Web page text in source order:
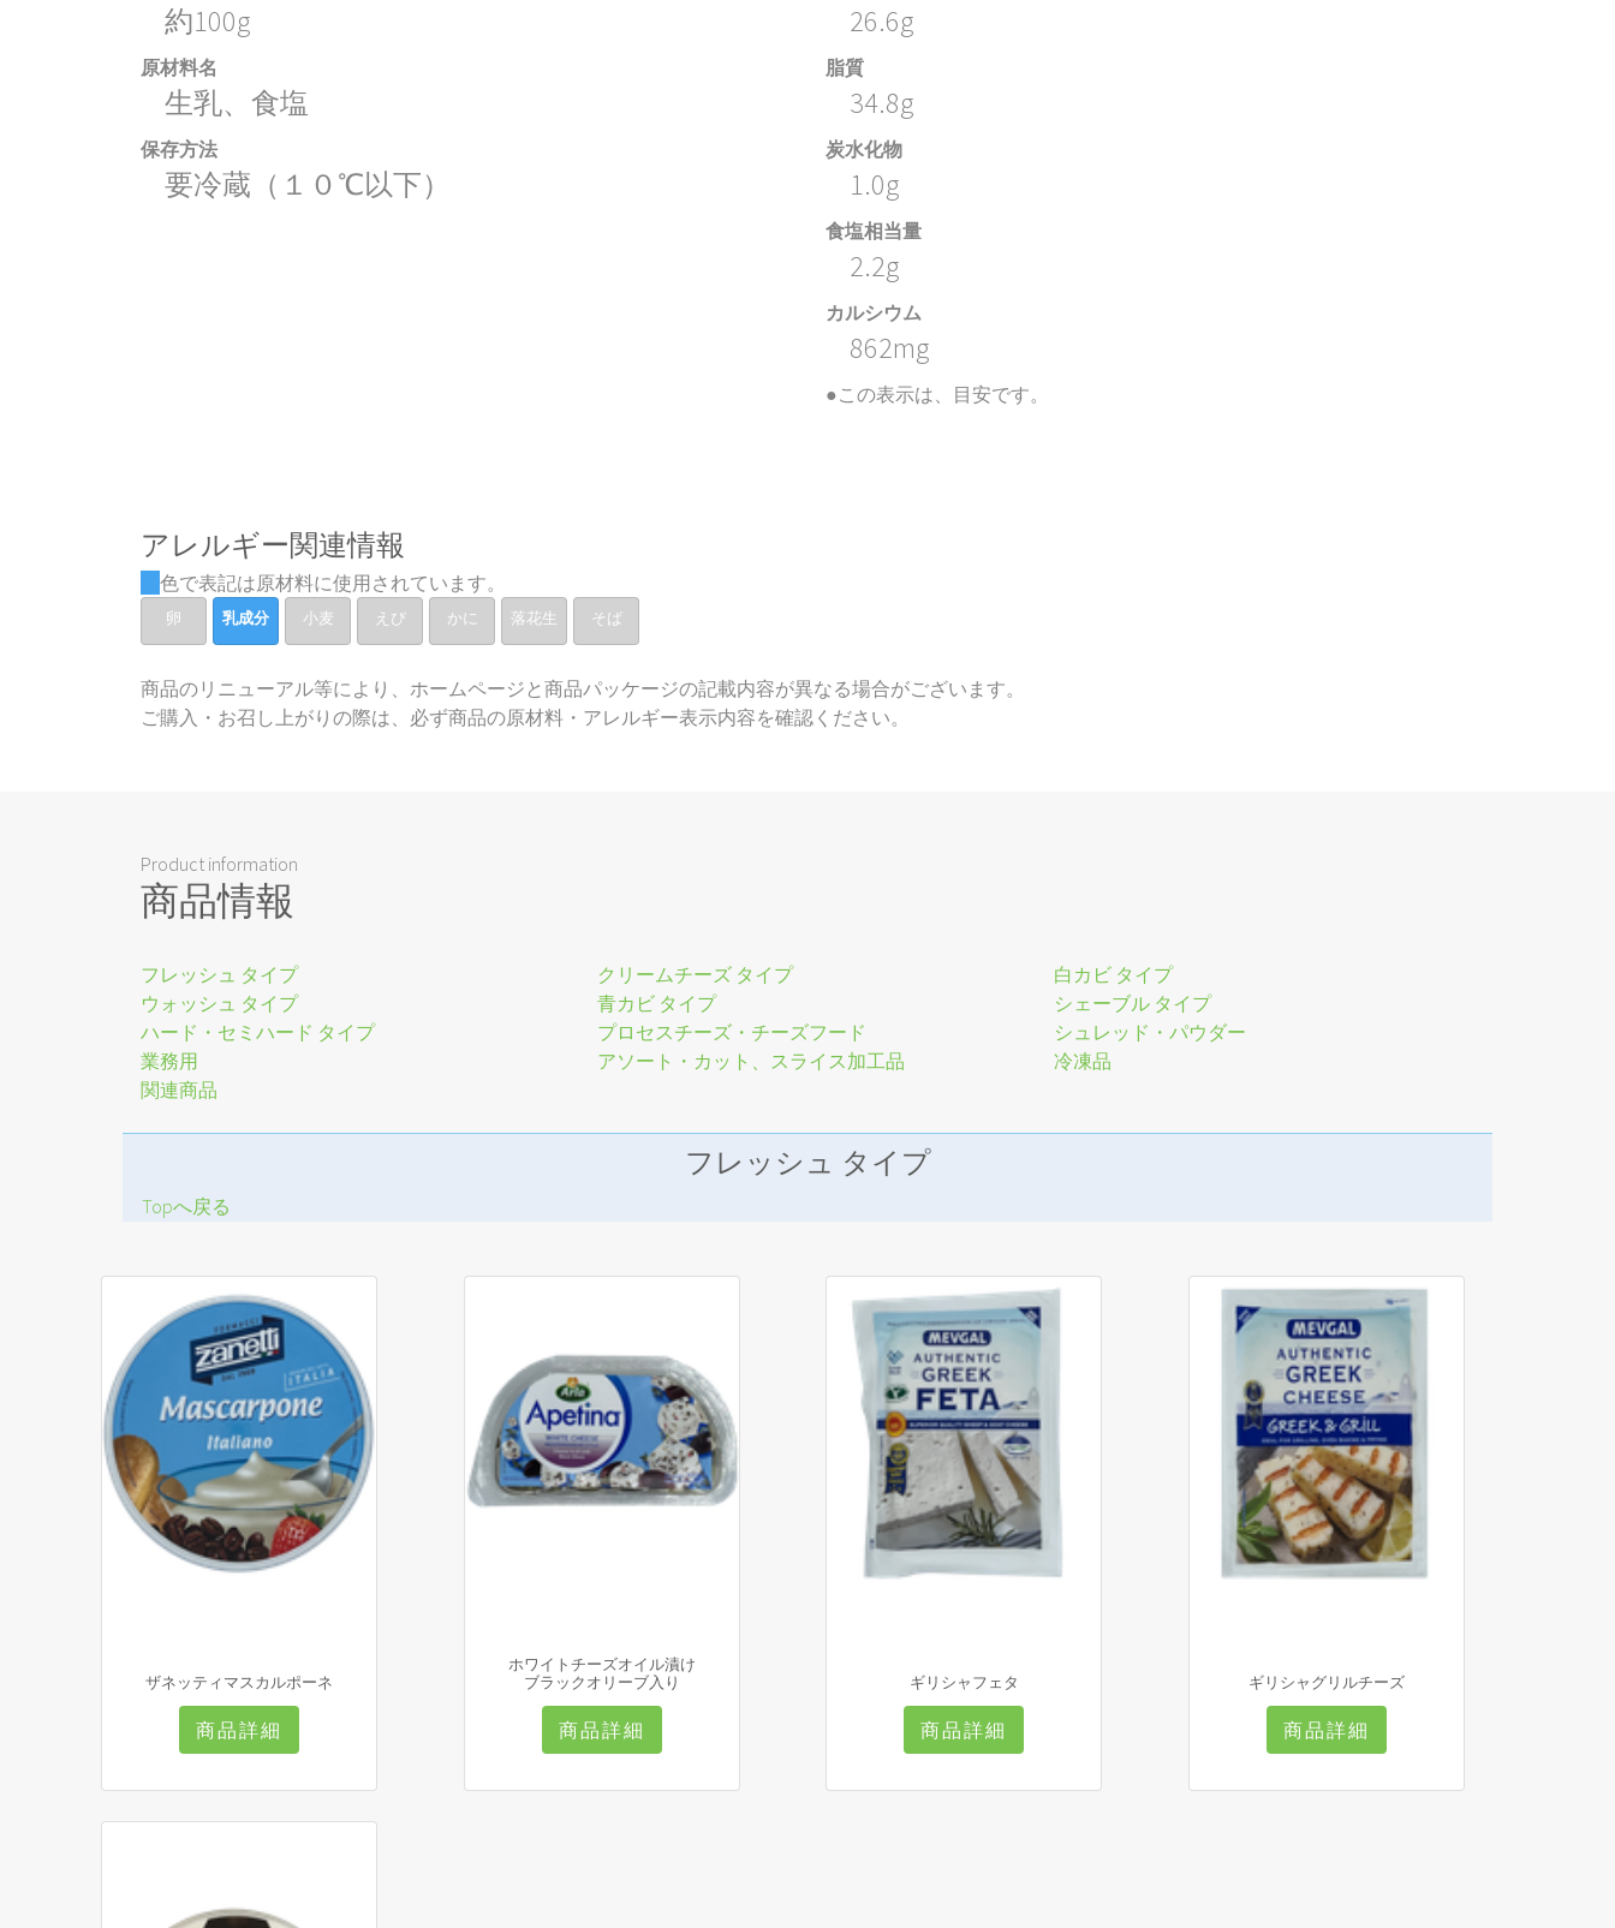
約100g
原材料名
生乳、食塩
保存方法
要冷蔵（１０℃以下）
26.6g
脂質
34.8g
炭水化物
1.0g
食塩相当量
2.2g
カルシウム
862mg
●この表示は、目安です。
アレルギー関連情報
色で表記は原材料に使用されています。
卵 乳成分 小麦 えび かに 落花生 そば
商品のリニューアル等により、ホームページと商品パッケージの記載内容が異なる場合がございます。
ご購入・お召し上がりの際は、必ず商品の原材料・アレルギー表示内容を確認ください。
Product information
商品情報
フレッシュ タイプ クリームチーズ タイプ
白カビ タイプ
ウォッシュ タイプ
青カビ タイプ
シェーブル タイプ
ハード・セミハード タイプ
プロセスチーズ・チーズフード
シュレッド・パウダー
業務用
アソート・カット、スライス加工品
冷凍品
関連商品
フレッシュ タイプ
Topへ戻る
ザネッティマスカルポーネ
商品詳細
ホワイトチーズオイル漬け
ブラックオリーブ入り
商品詳細
ギリシャフェタ
商品詳細
ギリシャグリルチーズ
商品詳細